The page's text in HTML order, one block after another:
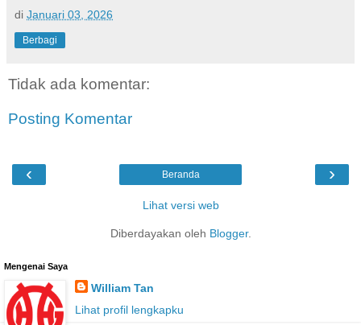
di Januari 03, 2026
Berbagi
Tidak ada komentar:
Posting Komentar
‹ ›
Beranda
Lihat versi web
Diberdayakan oleh Blogger.
Mengenai Saya
William Tan
Lihat profil lengkapku